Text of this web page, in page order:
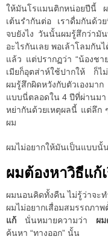
ให้มันโรแมนติกหน่อยปีนี้ ผ
เต้นรำกันต่อ เราดื่มกันด้ว
จบยังไง วันนั้นผมรู้สึกว่ามั
อะไรกันเลย พอเล้าโลมกัน
แล้ว แต่ปรากฏว่า “น้องช
เมียก็อุตส่าห์ใช้ปากให้ ก็ไ
ผมรู้สึกผิดหวังกับตัวเองม
แบบนี่ตลอดใน 4 ปีที่ผ่านมา
หย่ากันด้วยเหตุผลนี้ แต่ลึก
ผม
ผมไม่อยากให้มันเป็นแบบนั้
ผมต้องหาวิธีแก้
ผมนอนคิดทั้งคืน ไม่รู้ว่าจะ
ผมไม่อยากเสื่อมสมรรถภา
แก้ นั่นหมายความว่า ผ
ค้นหา “ทางออก” นั้น